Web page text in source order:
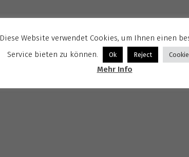
Diese Website verwendet Cookies, um Ihnen einen
Service bieten zu können.
Ok Reject
Mehr Info